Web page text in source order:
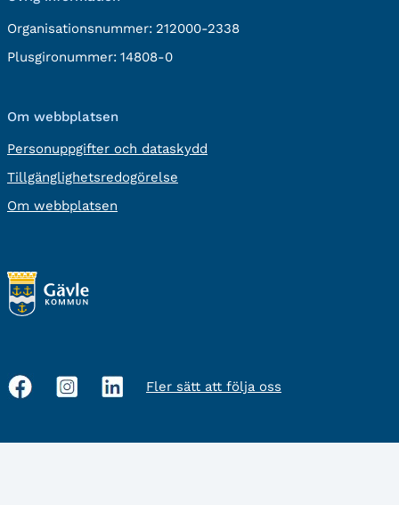
Organisationsnummer: 212000-2338
Plusgironummer: 14808-0
Om webbplatsen
Personuppgifter och dataskydd
Tillgänglighetsredogörelse
Om webbplatsen
Sociala
Fler sätt att följa oss